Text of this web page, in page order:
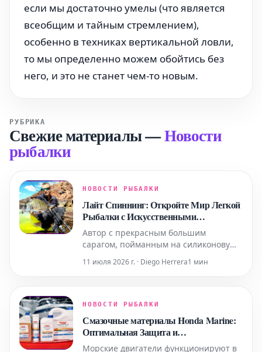
если мы достаточно умелы (что является
всеобщим и тайным стремлением),
особенно в техниках вертикальной ловли,
то мы определенно можем обойтись без
него, и это не станет чем-то новым.
РУБРИКА
Свежие материалы—Новости
рыбалки
НОВОСТИ РЫБАЛКИ
Лайт Спиннинг: Откройте Мир Легкой
Рыбалки с Искусственными
Приманками
Автор с прекрасным большим
сарагом, пойманным на силиконовую
Когда я только начинал осваивать
поиске крупных хищников. Я был
исключительно с помо
11 июля 2026 г. · Diego Herrera1 мин
НОВОСТИ РЫБАЛКИ
Смазочные материалы Honda Marine:
Оптимальная Защита и
Производительность
Морские двигатели функционируют в